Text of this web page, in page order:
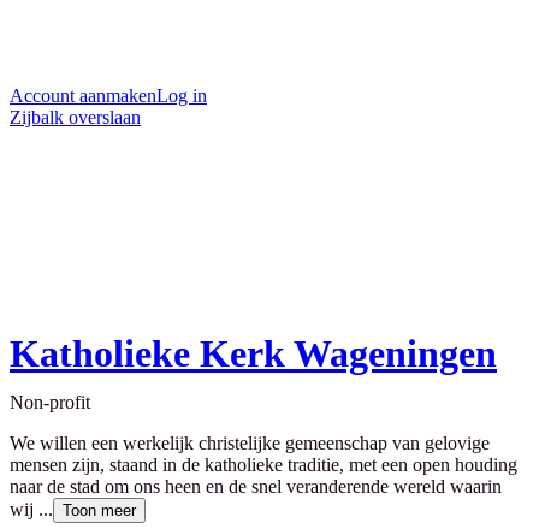
Account aanmakenLog in
Zijbalk overslaan
Katholieke Kerk Wageningen
Non-profit
We willen een werkelijk christelijke gemeenschap van gelovige
mensen zijn, staand in de katholieke traditie, met een open houding
naar de stad om ons heen en de snel veranderende wereld waarin
wij ... Toon meer